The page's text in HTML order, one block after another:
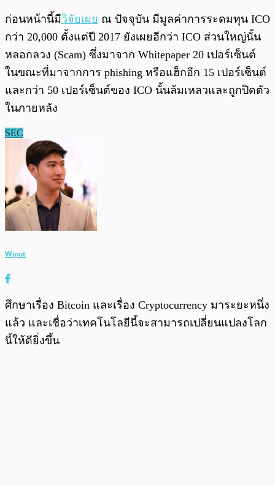
ก่อนหน้านี้มีวิจัยเผย ณ ปัจจุบัน มีมูลค่าการระดมทุน ICO
กว่า 20,000 ตั้งแต่ปี 2017 ยังเผยอีกว่า ICO ส่วนใหญ่นั้น
หลอกลวง (Scam) ซึ่งมาจาก Whitepaper 20 เปอร์เซ็นต์
ในขณะที่มาจากการ phishing หรือแฮ็กอีก 15 เปอร์เซ็นต์
และกว่า 50 เปอร์เซ็นต์ของ ICO นั้นล้มเหลวและถูกปิดตัว
ในภายหลัง
SEC
Wiput
ศึกษาเรื่อง Bitcoin และเรื่อง Cryptocurrency มาระยะหนึ่ง
แล้ว และเชื่อว่าเทคโนโลยีนี้จะสามารถเปลี่ยนแปลงโลก
นี้ให้ดียิ่งขึ้น